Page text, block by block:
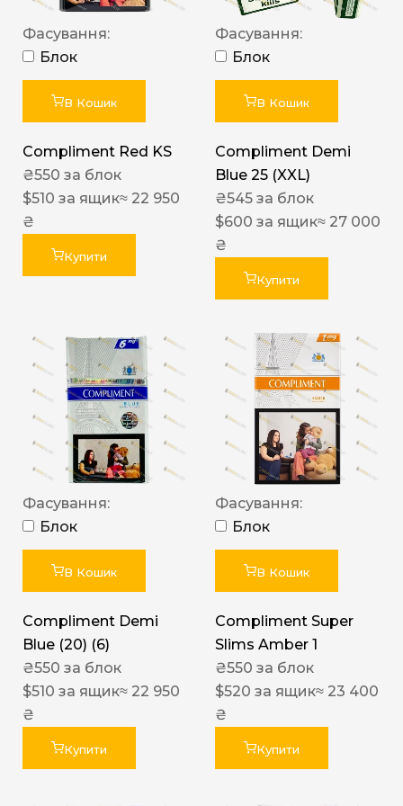
Фасування:
Блок
В Кошик
Compliment Red KS
₴550 за блок
$510 за ящик≈ 22 950
₴
Купити
Фасування:
Блок
В Кошик
Compliment Demi
Blue 25 (XXL)
₴545 за блок
$600 за ящик≈ 27 000
₴
Купити
Фасування:
Блок
В Кошик
Compliment Demi
Blue (20) (6)
₴550 за блок
$510 за ящик≈ 22 950
₴
Купити
Фасування:
Блок
В Кошик
Compliment Super
Slims Amber 1
₴550 за блок
$520 за ящик≈ 23 400
₴
Купити